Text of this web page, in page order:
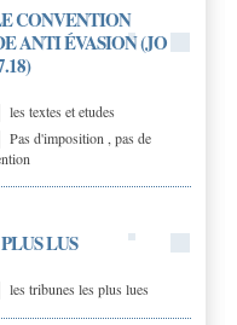
CONVENTION
ANTI ÉVASION (JO
les textes et etudes
Pas d'imposition , pas de
LUS
les tribunes les plus lues